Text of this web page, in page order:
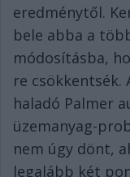
eredménytől.
bele abba a
módosításba,
re csökkentsék.
haladó Palmer
üzemanyag-
nem úgy dönt,
legalább két